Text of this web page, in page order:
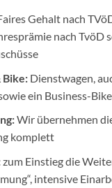
Gehalt nach
nach TvöD
Bike: Dienstwagen,
ein Business-Bike
Wir übernehmen
komplett
zum Einstieg die
intensive